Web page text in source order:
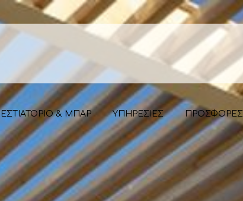
ΕΣΤΙΑΤΟΡΙΟ & ΜΠΑΡ ΥΠΗΡΕΣΙΕΣ ΠΡΟΣΦΟΡΕΣ